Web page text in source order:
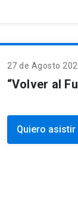
27 de Agosto
“Volver al
Quiero